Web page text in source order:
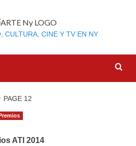
CULTURA, CINE Y TV EN NY
PAGE 12
Premios
ATI 2014